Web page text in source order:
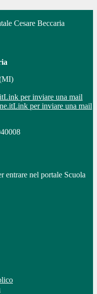
Cesare Beccaria
Link per inviare una mail
Link per inviare una mail
entrare nel portale Scuola